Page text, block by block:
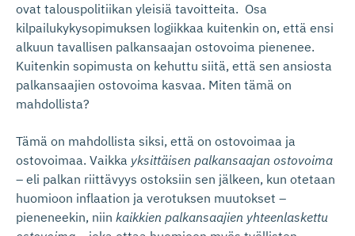
ovat talouspolitiikan yleisiä tavoitteita. Osa
kilpailukykysopimuksen logiikkaa kuitenkin on, että ensi
alkuun tavallisen palkansaajan ostovoima pienenee.
Kuitenkin sopimusta on kehuttu siitä, että sen ansiosta
palkansaajien ostovoima kasvaa. Miten tämä on
mahdollista?
Tämä on mahdollista siksi, että on ostovoimaa ja
ostovoimaa. Vaikka yksittäisen palkansaajan ostovoima
– eli palkan riittävyys ostoksiin sen jälkeen, kun otetaan
huomioon inflaation ja verotuksen muutokset –
pieneneekin, niin kaikkien palkansaajien yhteenlaskettu